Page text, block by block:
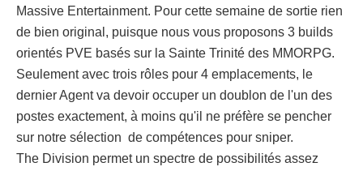
Massive Entertainment. Pour cette semaine de sortie rien
de bien original, puisque nous vous proposons 3 builds
orientés PVE basés sur la Sainte Trinité des MMORPG.
Seulement avec trois rôles pour 4 emplacements, le
dernier Agent va devoir occuper un doublon de l'un des
postes exactement, à moins qu'il ne préfère se pencher
sur notre sélection de compétences pour sniper.
The Division permet un spectre de possibilités assez